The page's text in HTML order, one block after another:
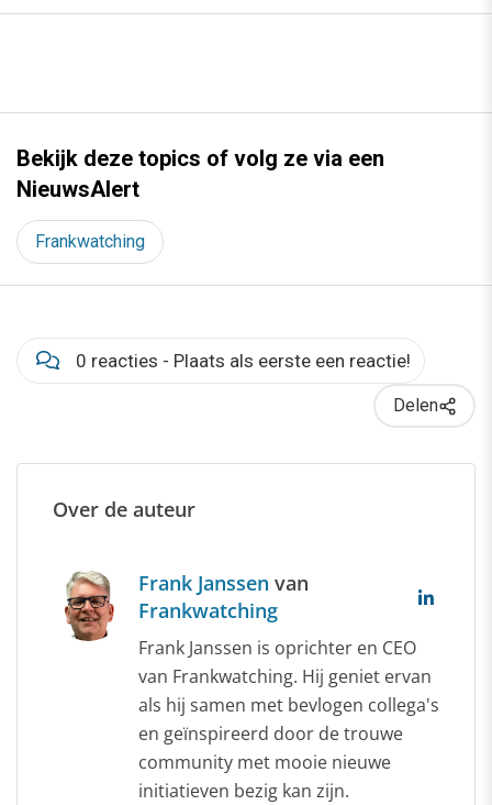
Bekijk deze topics of volg ze via een
NieuwsAlert
Frankwatching
0 reacties - Plaats als eerste een reactie!
Delen
Over de auteur
Frank Janssen van
Frankwatching
Frank Janssen is oprichter en CEO
van Frankwatching. Hij geniet ervan
als hij samen met bevlogen collega's
en geïnspireerd door de trouwe
community met mooie nieuwe
initiatieven bezig kan zijn.